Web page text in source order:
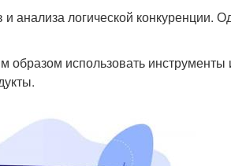
логической конкуренции.
образом использовать инструменты